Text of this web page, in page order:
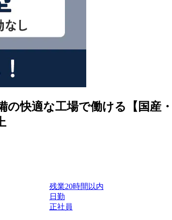
の快適な工場で働ける【国産
残業20時間以内
日勤
正社員